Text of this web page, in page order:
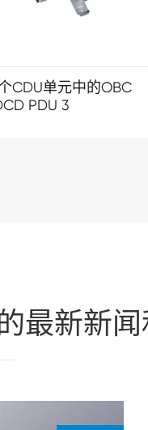
CDU单元中的OBC
PDU 3
最新新